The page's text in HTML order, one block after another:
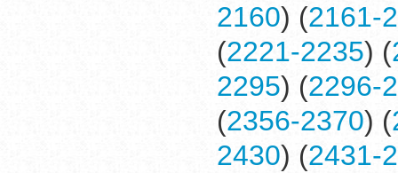
2160) (2161-
(2221-2235) (
2295) (2296-
(2356-2370) (
2430) (2431-